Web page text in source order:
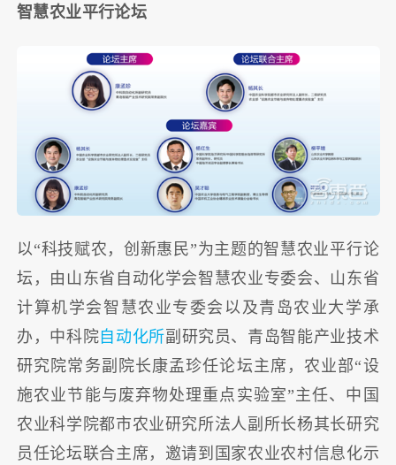
智慧农业平行论坛
以“科技赋农，创新惠民”为主题的智慧农业平行论
坛，由山东省自动化学会智慧农业专委会、山东省
计算机学会智慧农业专委会以及青岛农业大学承
办，中科院自动化所副研究员、青岛智能产业技术
研究院常务副院长康孟珍任论坛主席，农业部“设
施农业节能与废弃物处理重点实验室”主任、中国
农业科学院都市农业研究所法人副所长杨其长研究
员任论坛联合主席，邀请到国家农业农村信息化示